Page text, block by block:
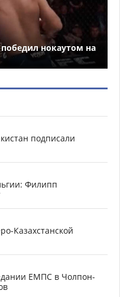
нокаутом на
подписали
Филипп
Казахстанской
ЕМПС в Чолпон-